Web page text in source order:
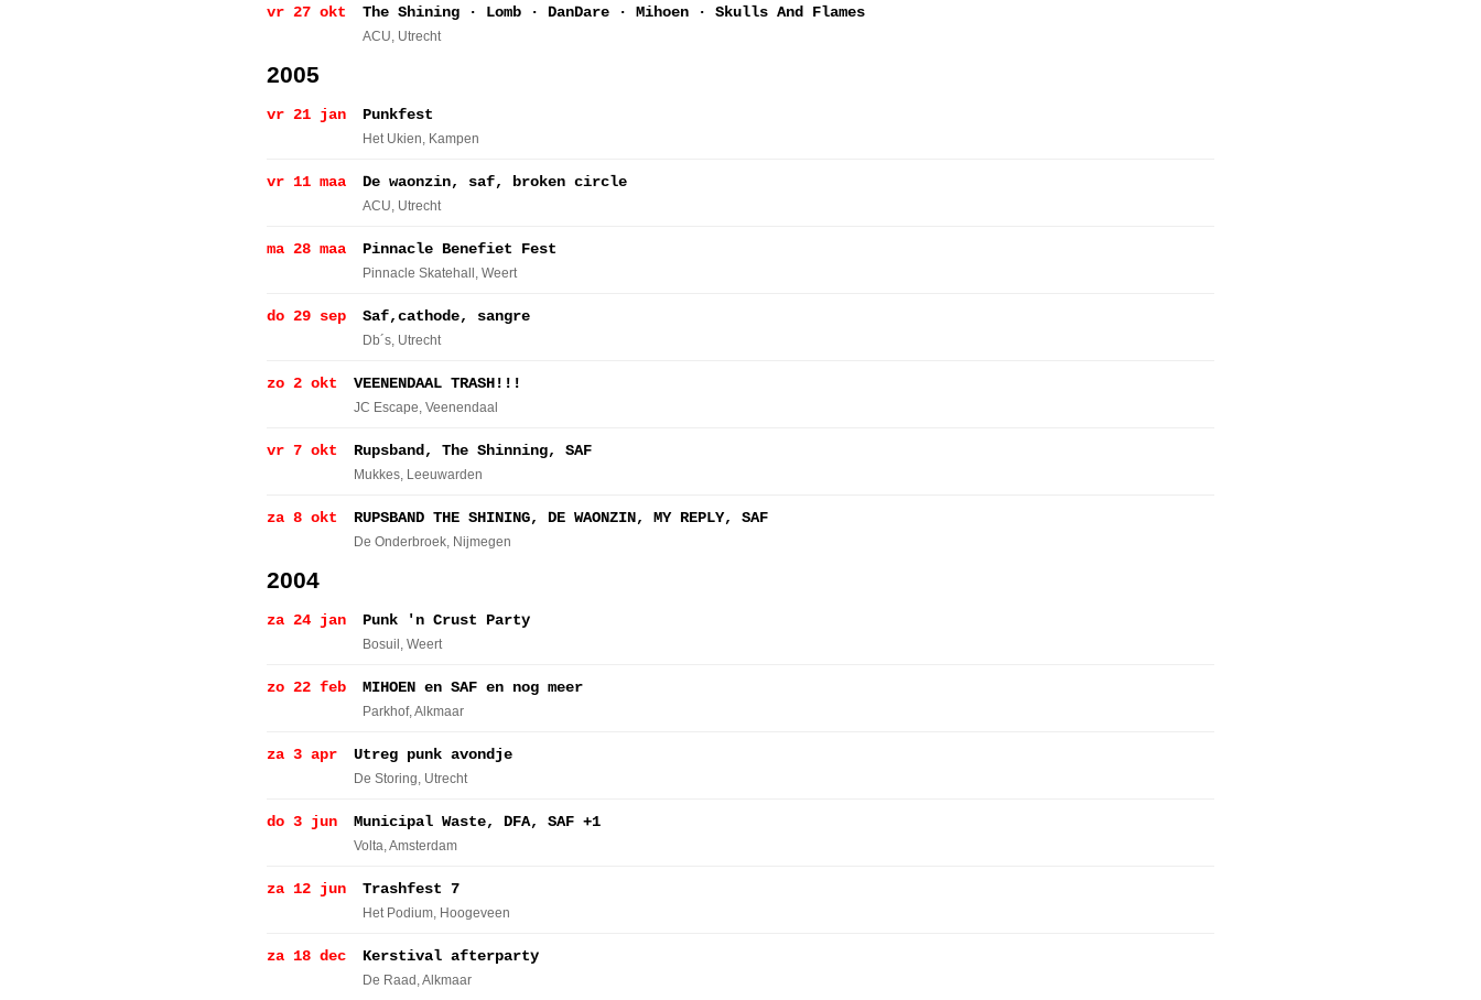
vr 27 okt The Shining · Lomb · DanDare · Mihoen · Skulls And Flames
ACU, Utrecht
2005
vr 21 jan Punkfest
Het Ukien, Kampen
vr 11 maa De waonzin, saf, broken circle
ACU, Utrecht
ma 28 maa Pinnacle Benefiet Fest
Pinnacle Skatehall , Weert
do 29 sep Saf,cathode, sangre
Db´s, Utrecht
zo 2 okt VEENENDAAL TRASH!!!
JC Escape, Veenendaal
vr 7 okt Rupsband, The Shinning, SAF
Mukkes, Leeuwarden
za 8 okt RUPSBAND THE SHINING, DE WAONZIN, MY REPLY, SAF
De Onderbroek, Nijmegen
2004
za 24 jan Punk 'n Crust Party
Bosuil , Weert
zo 22 feb MIHOEN en SAF en nog meer
Parkhof, Alkmaar
za 3 apr Utreg punk avondje
De Storing, Utrecht
do 3 jun Municipal Waste, DFA, SAF +1
Volta, Amsterdam
za 12 jun Trashfest 7
Het Podium, Hoogeveen
za 18 dec Kerstival afterparty
De Raad , Alkmaar